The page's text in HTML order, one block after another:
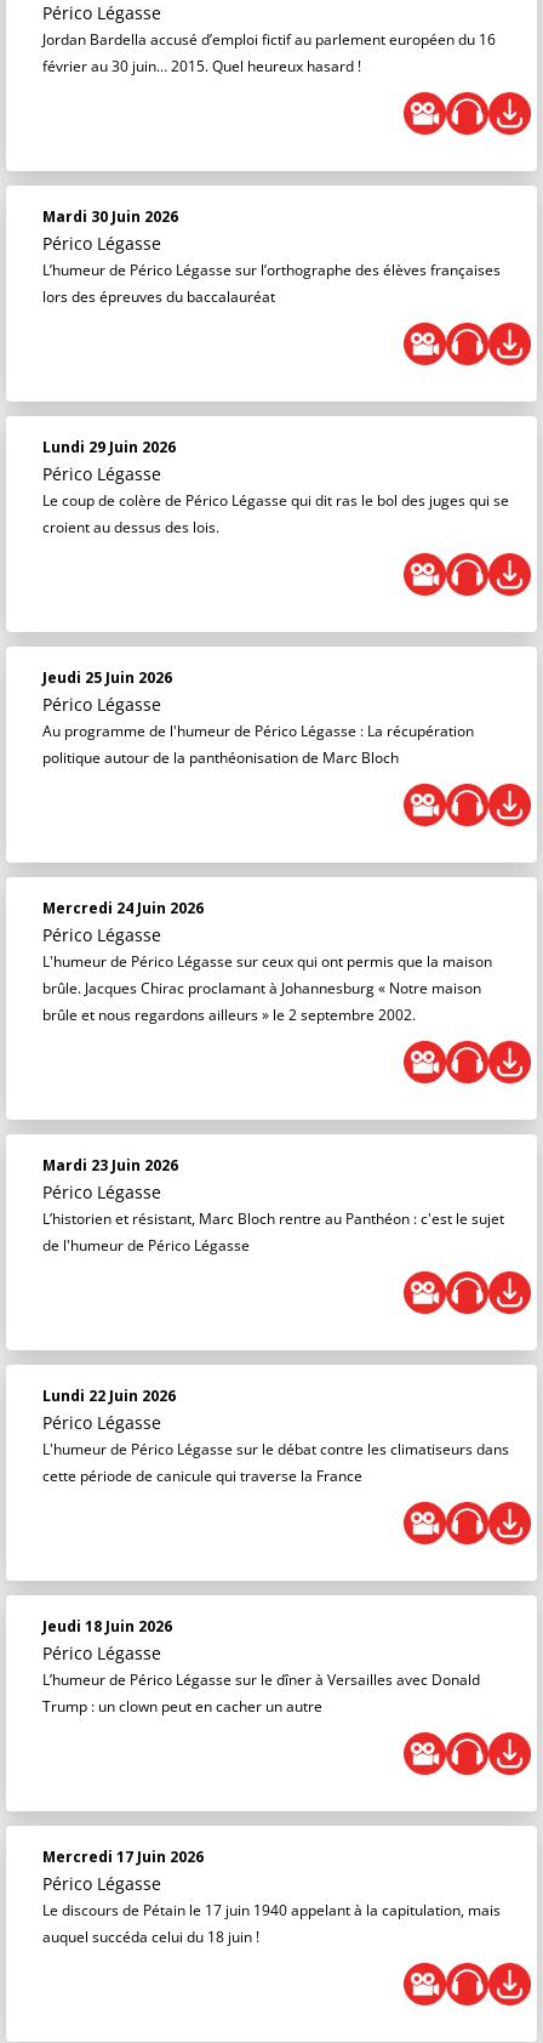
Périco Légasse
Jordan Bardella accusé d’emploi fictif au parlement européen du 16
février au 30 juin… 2015. Quel heureux hasard !
Mardi 30 Juin 2026
Périco Légasse
L’humeur de Périco Légasse sur l’orthographe des élèves françaises
lors des épreuves du baccalauréat
Lundi 29 Juin 2026
Périco Légasse
Le coup de colère de Périco Légasse qui dit ras le bol des juges qui se
croient au dessus des lois.
Jeudi 25 Juin 2026
Périco Légasse
Au programme de l'humeur de Périco Légasse : La récupération
politique autour de la panthéonisation de Marc Bloch
Mercredi 24 Juin 2026
Périco Légasse
L'humeur de Périco Légasse sur ceux qui ont permis que la maison
brûle. Jacques Chirac proclamant à Johannesburg « Notre maison
brûle et nous regardons ailleurs » le 2 septembre 2002.
Mardi 23 Juin 2026
Périco Légasse
L’historien et résistant, Marc Bloch rentre au Panthéon : c'est le sujet
de l'humeur de Périco Légasse
Lundi 22 Juin 2026
Périco Légasse
L'humeur de Périco Légasse sur le débat contre les climatiseurs dans
cette période de canicule qui traverse la France
Jeudi 18 Juin 2026
Périco Légasse
L’humeur de Périco Légasse sur le dîner à Versailles avec Donald
Trump : un clown peut en cacher un autre
Mercredi 17 Juin 2026
Périco Légasse
Le discours de Pétain le 17 juin 1940 appelant à la capitulation, mais
auquel succéda celui du 18 juin !